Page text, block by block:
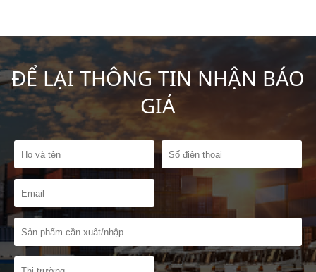
ĐỂ LẠI THÔNG TIN NHẬN BÁO
GIÁ